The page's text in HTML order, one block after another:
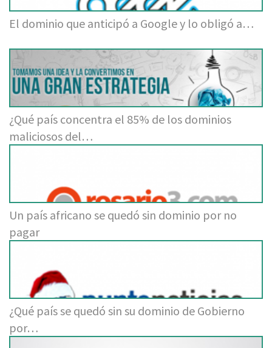
El dominio que anticipó a Google y lo obligó a…
¿Qué país concentra el 85% de los dominios
maliciosos del…
Un país africano se quedó sin dominio por no
pagar
¿Qué país se quedó sin su dominio de Gobierno
por…